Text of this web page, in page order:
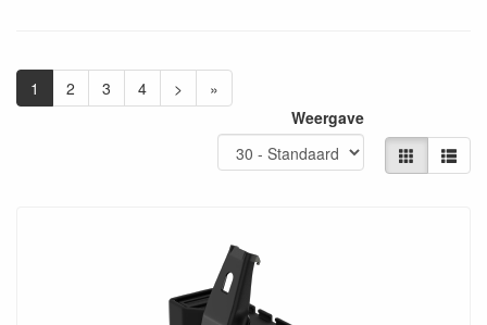
1 2 3 4 >
»
Weergave